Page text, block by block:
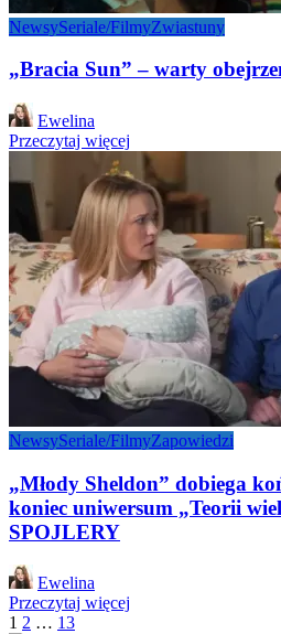
NewsySeriale/FilmyZwiastuny
„Bracia Sun” – warty
Posted
by
Ewelina
Przeczytaj więcej
NewsySeriale/FilmyZapowiedzi
„Młody Sheldon” dobiega
koniec uniwersum „Teorii
SPOJLERY
Posted
by
Ewelina
Przeczytaj więcej
1 2 … 13